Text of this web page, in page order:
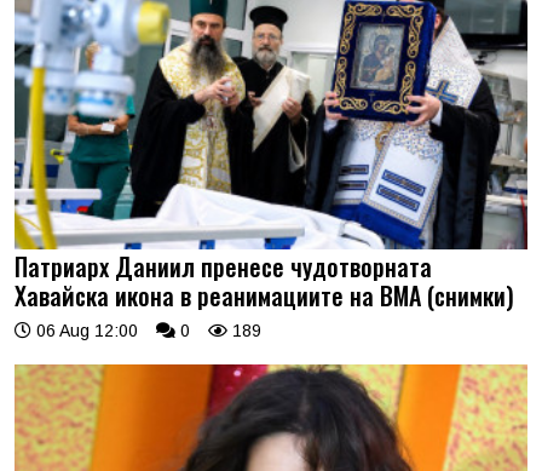
Патриарх Даниил пренесе чудотворната
Хавайска икона в реанимациите на ВМА (снимки)
06 Aug 12:00 0 189